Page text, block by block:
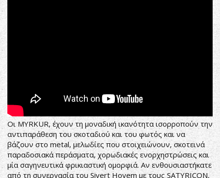
Οι MYRKUR, έχουν τη μοναδική ικανότητα ισορροπούν την
αντιπαράθεση του σκοταδιού και του φωτός και να
βάζουν στο metal, μελωδίες που στοιχειώνουν, σκοτεινά
παραδοσιακά περάσματα, χορωδιακές ενορχηστρώσεις και
μία σαγηνευτικά φρικιαστική ομορφιά. Αν ενθουσιαστήκατε
από τη συνεργασία του Sivert Hoyem με τους SATYRICON,